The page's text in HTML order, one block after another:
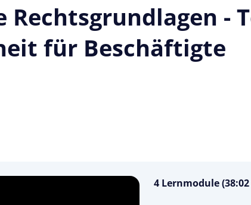
-
für Beschäftigte
4 Lernmodule